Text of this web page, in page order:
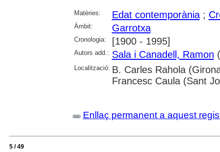
Matèries: Edat contemporània;
Àmbit: Garrotxa
Cronologia: [1900 - 1995]
Autors add.: Sala i Canadell, Ramon
Localització: B. Carles Rahola
Francesc Caula (Sant
Enllaç permanent a aquest
5 / 49